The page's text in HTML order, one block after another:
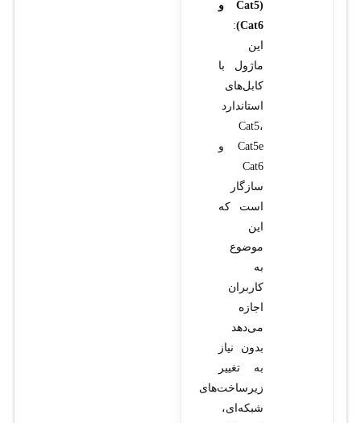
(Cat5 و
Cat6)
:
این
ماژول با
کابل‌های
استاندارد
Cat5،
Cat5e و
Cat6
سازگار
است که
این
موضوع
به
کاربران
اجازه
می‌دهد
بدون نیاز
به تغییر
زیرساخت‌های
شبکه‌ای،